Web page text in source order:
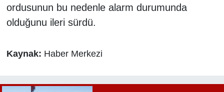
ordusunun bu nedenle alarm durumunda
olduğunu ileri sürdü.
Kaynak: Haber Merkezi